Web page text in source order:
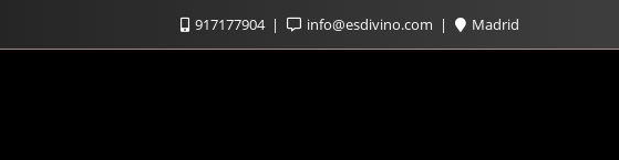
917177904 info@esdivino.com Madrid